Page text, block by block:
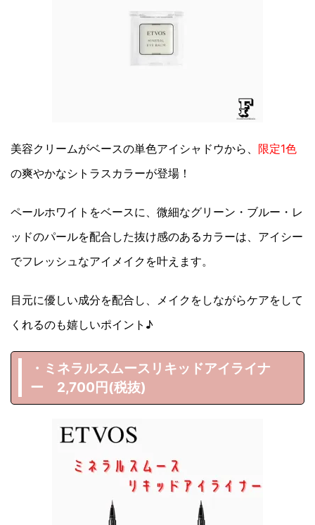
美容クリームがベースの単色アイシャドウから、 限定1色
の爽やかなシトラスカラーが登場！
ペールホワイトをベースに、微細なグリーン・ブルー・レ
ッドのパールを配合した抜け感のあるカラーは、アイシー
でフレッシュなアイメイクを叶えます。
目元に優しい成分を配合し、メイクをしながらケアをして
くれるのも嬉しいポイント♪
・ミネラルスムースリキッドアイライナ
ー 2,700円(税抜)